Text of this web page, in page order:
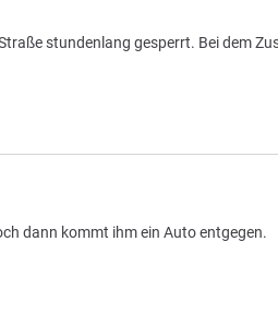
stundenlang gesperrt. Bei dem
dann kommt ihm ein Auto entgegen.